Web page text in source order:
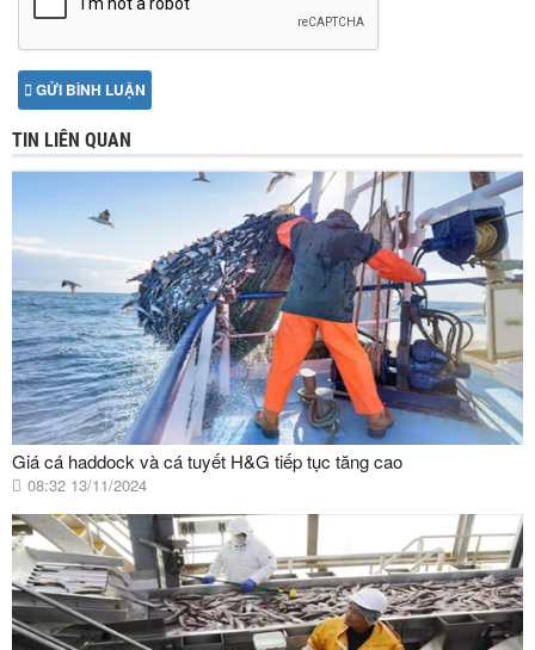
GỬI BÌNH LUẬN
TIN LIÊN QUAN
Giá cá haddock và cá tuyết H&G tiếp tục tăng cao
08:32 13/11/2024